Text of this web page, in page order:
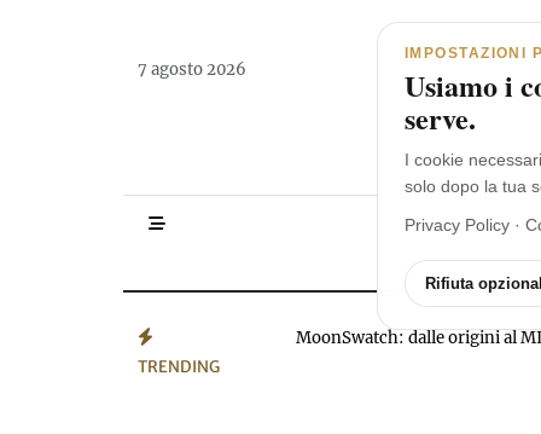
Navigazione principale
7 agosto 2026
TRENDING
MoonSwatch: dalle origini al
IMPOSTAZIONI
Usiamo i
serve.
I cookie
solo dopo la tua
Privacy Policy ·
Rifiuta